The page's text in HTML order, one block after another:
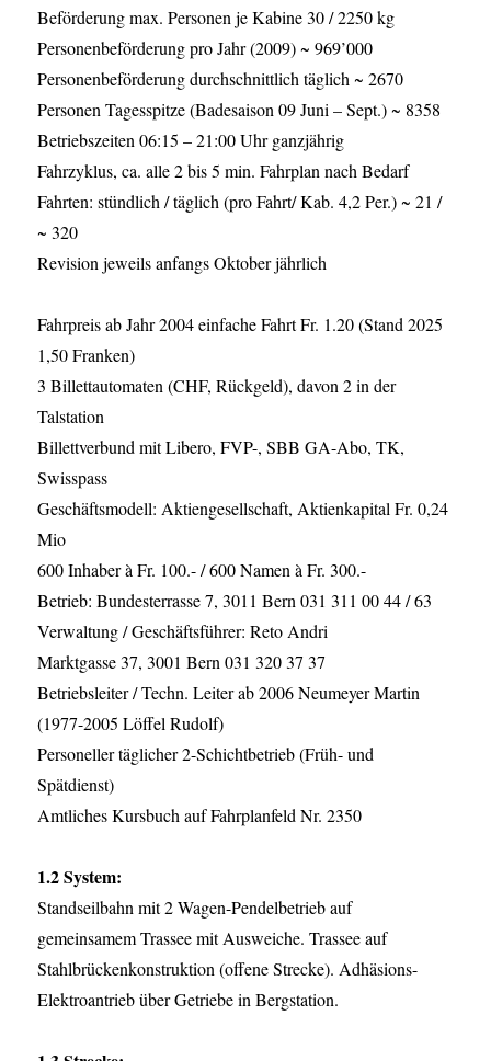
Beförderung max. Personen je Kabine 30 / 2250 kg
Personenbeförderung pro Jahr (2009) ~ 969’000
Personenbeförderung durchschnittlich täglich ~ 2670
Personen Tagesspitze (Badesaison 09 Juni – Sept.) ~ 8358
Betriebszeiten 06:15 – 21:00 Uhr ganzjährig
Fahrzyklus, ca. alle 2 bis 5 min. Fahrplan nach Bedarf
Fahrten: stündlich / täglich (pro Fahrt/ Kab. 4,2 Per.) ~ 21 /
~ 320
Revision jeweils anfangs Oktober jährlich
Fahrpreis ab Jahr 2004 einfache Fahrt Fr. 1.20 (Stand 2025
1,50 Franken)
3 Billettautomaten (CHF, Rückgeld), davon 2 in der
Talstation
Billettverbund mit Libero, FVP-, SBB GA-Abo, TK,
Swisspass
Geschäftsmodell: Aktiengesellschaft, Aktienkapital Fr. 0,24
Mio
600 Inhaber à Fr. 100.- / 600 Namen à Fr. 300.-
Betrieb: Bundesterrasse 7, 3011 Bern 031 311 00 44 / 63
Verwaltung / Geschäftsführer: Reto Andri
Marktgasse 37, 3001 Bern 031 320 37 37
Betriebsleiter / Techn. Leiter ab 2006 Neumeyer Martin
(1977-2005 Löffel Rudolf)
Personeller täglicher 2-Schichtbetrieb (Früh- und
Spätdienst)
Amtliches Kursbuch auf Fahrplanfeld Nr. 2350
1.2 System:
Standseilbahn mit 2 Wagen-Pendelbetrieb auf
gemeinsamem Trassee mit Ausweiche. Trassee auf
Stahlbrückenkonstruktion (offene Strecke). Adhäsions-
Elektroantrieb über Getriebe in Bergstation.